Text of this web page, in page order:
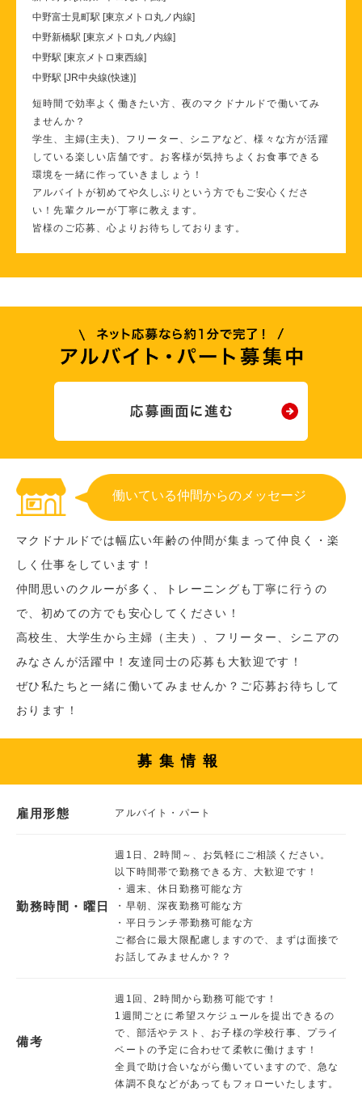
中野富士見町駅 [東京メトロ丸ノ内線]
中野新橋駅 [東京メトロ丸ノ内線]
中野駅 [東京メトロ東西線]
中野駅 [JR中央線(快速)]
短時間で効率よく働きたい方、夜のマクドナルドで働いてみ
ませんか？
学生、主婦(主夫)、フリーター、シニアなど、様々な方が活躍
している楽しい店舗です。お客様が気持ちよくお食事できる
環境を一緒に作っていきましょう！
アルバイトが初めてや久しぶりという方でもご安心くださ
い！先輩クルーが丁寧に教えます。
皆様のご応募、心よりお待ちしております。
働いている仲間からのメッセージ
マクドナルドでは幅広い年齢の仲間が集まって仲良く・楽
しく仕事をしています！
仲間思いのクルーが多く、トレーニングも丁寧に行うの
で、初めての方でも安心してください！
高校生、大学生から主婦（主夫）、フリーター、シニアの
みなさんが活躍中！友達同士の応募も大歓迎です！
ぜひ私たちと一緒に働いてみませんか？ご応募お待ちして
おります！
募集情報
雇用形態 アルバイト・パート
勤務時間・曜日
週1日、2時間～、お気軽にご相談ください。
以下時間帯で勤務できる方、大歓迎です！
・週末、休日勤務可能な方
・早朝、深夜勤務可能な方
・平日ランチ帯勤務可能な方
ご都合に最大限配慮しますので、まずは面接で
お話してみませんか？？
備考
週1回、2時間から勤務可能です！
1週間ごとに希望スケジュールを提出できるの
で、部活やテスト、お子様の学校行事、プライ
ベートの予定に合わせて柔軟に働けます！
全員で助け合いながら働いていますので、急な
体調不良などがあってもフォローいたします。